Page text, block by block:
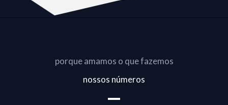
porque amamos o que fazemos
nossos números